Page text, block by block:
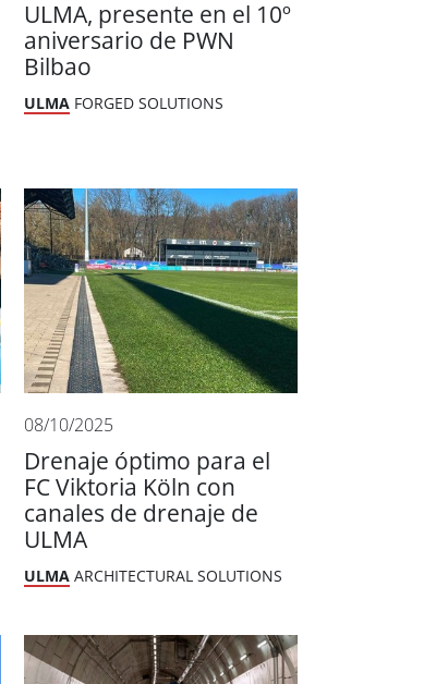
ULMA, presente en el 10º
aniversario de PWN
Bilbao
ULMA FORGED SOLUTIONS
08/10/2025
Drenaje óptimo para el
FC Viktoria Köln con
canales de drenaje de
ULMA
ULMA ARCHITECTURAL SOLUTIONS